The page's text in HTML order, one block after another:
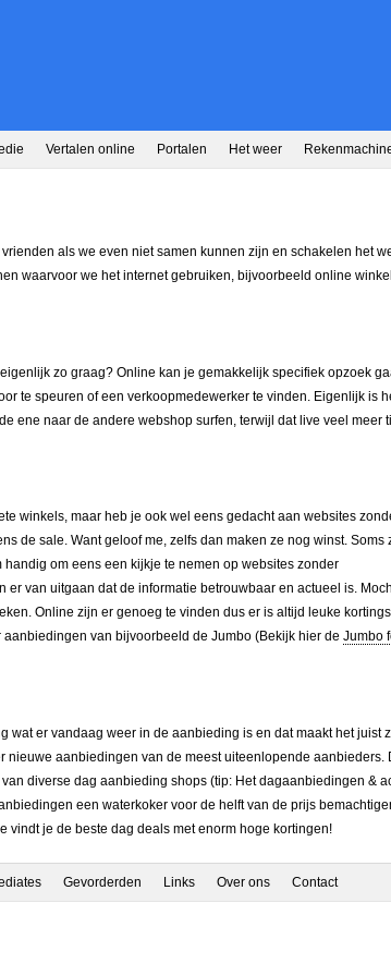
Vertalen online Portalen Het weer
als we even niet samen kunnen zijn en schakelen het
waarvoor we het internet gebruiken, bijvoorbeeld online
zo graag? Online kan je gemakkelijk specifiek opzoek
te speuren of een verkoopmedewerker te vinden. Eigenlijk is
ene naar de andere webshop surfen, terwijl dat live veel meer
winkels, maar heb je ook wel eens gedacht aan websites
de sale. Want geloof me, zelfs dan maken ze nog winst. Soms
om eens een kijkje te nemen op websites zonder
van uitgaan dat de informatie betrouwbaar en actueel is.
Online zijn er genoeg te vinden dus er is altijd leuke kortings
aanbiedingen van bijvoorbeeld de Jumbo (Bekijk hier de Jumbo
wat er vandaag weer in de aanbieding is en dat maakt het juist
aanbiedingen van de meest uiteenlopende aanbieders.
diverse dag aanbieding shops (tip: Het dagaanbiedingen &
een waterkoker voor de helft van de prijs
vindt je de beste dag deals met enorm hoge kortingen!
Gevorderden Links Over ons Contact